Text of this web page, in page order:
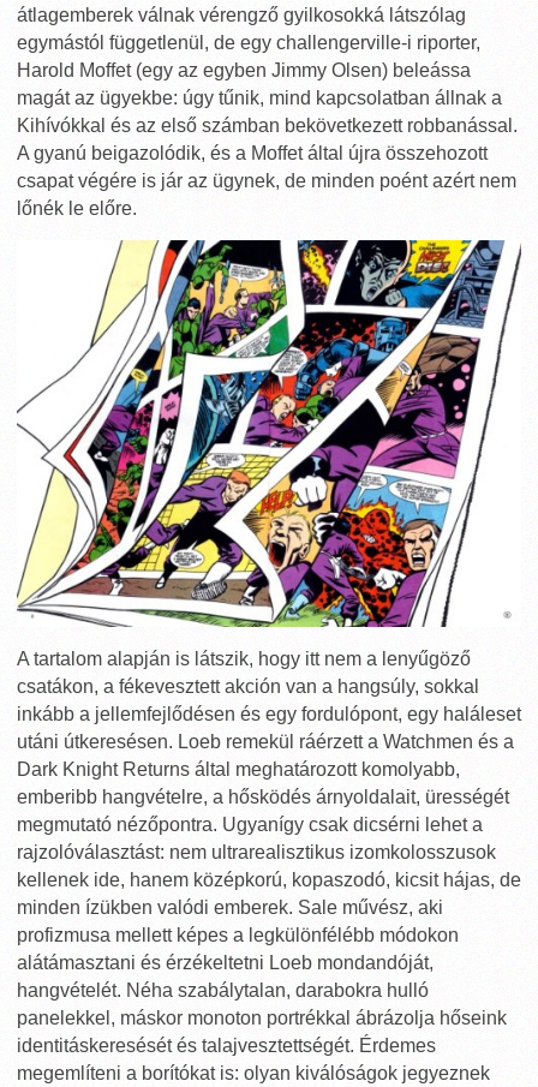
átlagemberek válnak vérengző gyilkosokká látszólag
egymástól függetlenül, de egy challengerville-i riporter,
Harold Moffet (egy az egyben Jimmy Olsen) beleássa
magát az ügyekbe: úgy tűnik, mind kapcsolatban állnak a
Kihívókkal és az első számban bekövetkezett robbanással.
A gyanú beigazolódik, és a Moffet által újra összehozott
csapat végére is jár az ügynek, de minden poént azért nem
lőnék le előre.
A tartalom alapján is látszik, hogy itt nem a lenyűgöző
csatákon, a fékevesztett akción van a hangsúly, sokkal
inkább a jellemfejlődésen és egy fordulópont, egy haláleset
utáni útkeresésen. Loeb remekül ráérzett a Watchmen és a
Dark Knight Returns által meghatározott komolyabb,
emberibb hangvételre, a hősködés árnyoldalait, ürességét
megmutató nézőpontra. Ugyanígy csak dicsérni lehet a
rajzolóválasztást: nem ultrarealisztikus izomkolosszusok
kellenek ide, hanem középkorú, kopaszodó, kicsit hájas, de
minden ízükben valódi emberek. Sale művész, aki
profizmusa mellett képes a legkülönfélébb módokon
alátámasztani és érzékeltetni Loeb mondandóját,
hangvételét. Néha szabálytalan, darabokra hulló
panelekkel, máskor monoton portrékkal ábrázolja hőseink
identitáskeresését és talajvesztettségét. Érdemes
megemlíteni a borítókat is: olyan kiválóságok jegyeznek